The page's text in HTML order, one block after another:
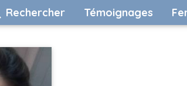
Rechercher Témoignages